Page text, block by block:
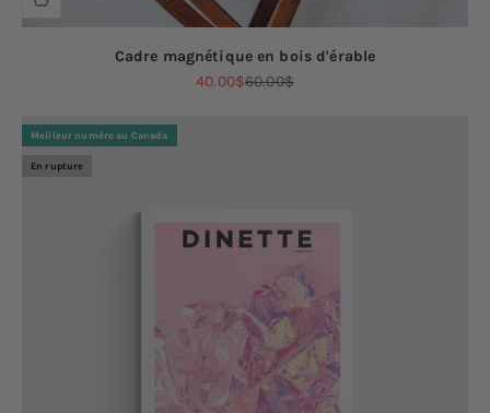
Cadre magnétique en bois d'érable
Prix de vente
40.00$Prix normal
60.00$
Meilleur numéro au Canada
En rupture